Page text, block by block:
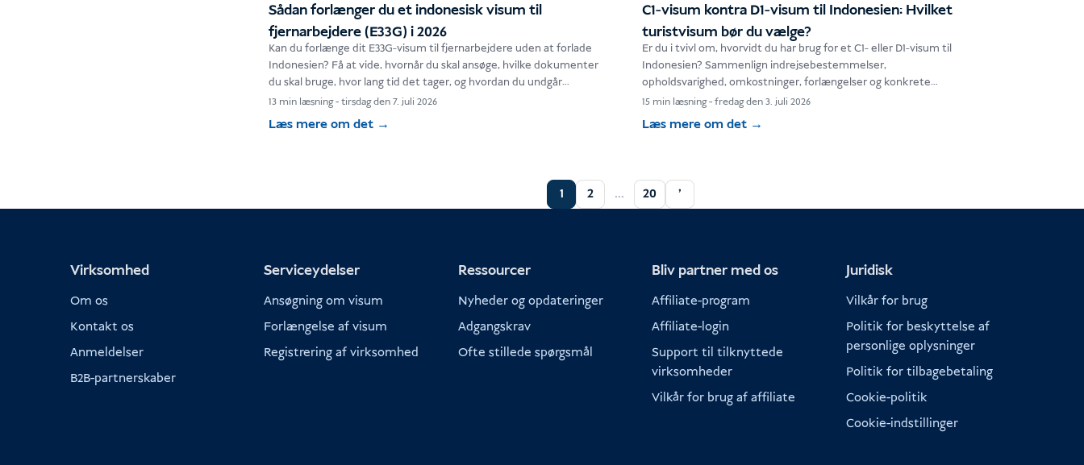
Sådan forlænger du et indonesisk visum til
fjernarbejdere (E33G) i 2026
Kan du forlænge dit E33G-visum til fjernarbejdere uden at forlade
Indonesien? Få at vide, hvornår du skal ansøge, hvilke dokumenter
du skal bruge, hvor lang tid det tager, og hvordan du undgår
forsinkelser…
13 min læsning-tirsdag den 7. juli 2026
Læs mere om det →
C1-visum kontra D1-visum til Indonesien: Hvilket
turistvisum bør du vælge?
Er du i tvivl om, hvorvidt du har brug for et C1- eller D1-visum til
Indonesien? Sammenlign indrejsebestemmelser,
opholdsvarighed, omkostninger, forlængelser og konkrete
rejsesituationer for at finde den løsning, der…
15 min læsning - fredag den 3. juli 2026
Læs mere om det →
1 2 ... 20 '
Virksomhed
Om os
Kontakt os
Anmeldelser
B2B-partnerskaber
Serviceydelser
Ansøgning om visum
Forlængelse af visum
Registrering af virksomhed
Ressourcer
Nyheder og opdateringer
Adgangskrav
Ofte stillede spørgsmål
Bliv partner med os
Affiliate-program
Affiliate-login
Support til tilknyttede
virksomheder
Vilkår for brug af affiliate
Juridisk
Vilkår for brug
Politik for beskyttelse af
personlige oplysninger
Politik for tilbagebetaling
Cookie-politik
Cookie-indstillinger